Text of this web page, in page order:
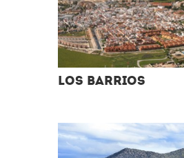
Los Barrios